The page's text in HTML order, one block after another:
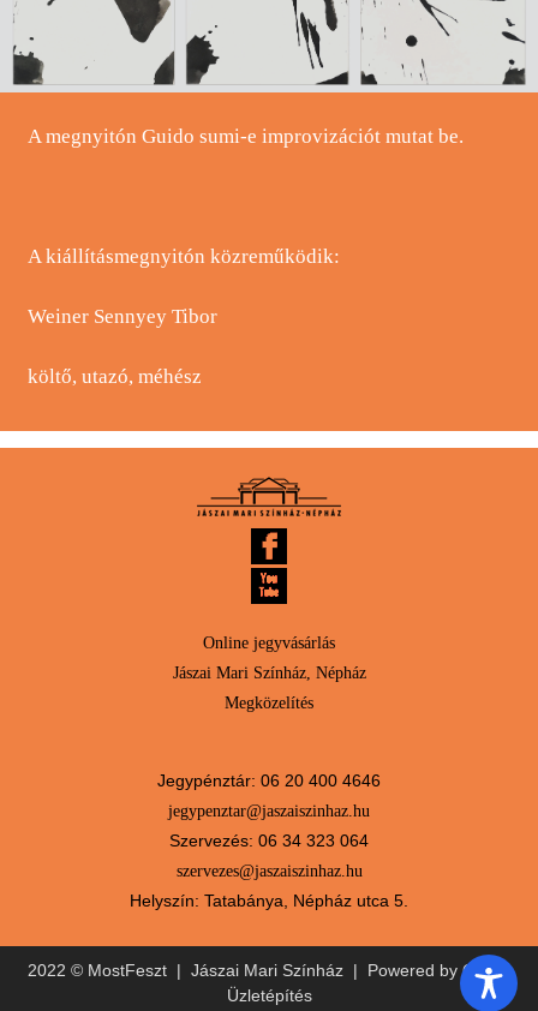
A megnyitón Guido sumi-e improvizációt mutat be.
A kiállításmegnyitón közreműködik:
Weiner Sennyey Tibor
költő, utazó, méhész
Online jegyvásárlás
Jászai Mari Színház, Népház
Megközelítés
Jegypénztár: 06 20 400 4646
jegypenztar@jaszaiszinhaz.hu
Szervezés: 06 34 323 064
szervezes@jaszaiszinhaz.hu
Helyszín: Tatabánya, Népház utca 5.
2022 © MostFeszt | Jászai Mari Színház| Powered byOnline
Üzletépítés